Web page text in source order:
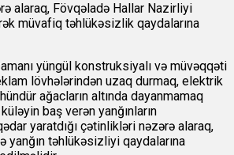
alaraq, Fövqəladə Hallar Nazirliyi
müvafiq təhlükəsizlik qaydalarına
yüngül konstruksiyalı və müvəqqəti
lövhələrindən uzaq durmaq, elektrik
ağacların altında dayanmamaq
baş verən yanğınların
yaratdığı çətinlikləri nəzərə alaraq,
yanğın təhlükəsizliyi qaydalarına